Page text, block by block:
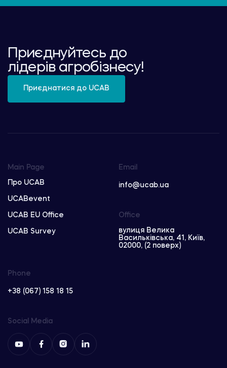
Приєднуйтесь до
лідерів агробізнесу!
Приєднатися до UCAB
Main Page
Про UCAB
UCABevent
UCAB EU Office
UCAB Survey
Email
info@ucab.ua
Phone
+38 (067) 158 18 15
Office
вулиця Велика
Васильківська, 41, Київ,
02000, (2 поверх)
Social Media